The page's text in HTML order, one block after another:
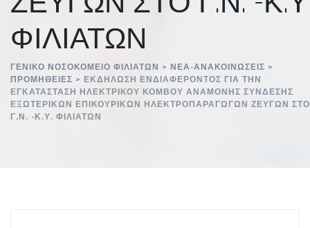
ΦΙΛΙΑΤΩΝ
ΓΕΝΙΚΌ ΝΟΣΟΚΟΜΕΊΟ ΦΙΛΙΑΤΏΝ > ΝΈΑ-ΑΝΑΚΟΙΝΏΣΕΙΣ >
ΠΡΟΜΉΘΕΙΕΣ > ΕΚΔΗΛΩΣΗ ΕΝΔΙΑΦΕΡΟΝΤΟΣ ΓΙΑ ΤΗΝ
ΕΓΚΑΤΑΣΤΑΣΗ ΗΛΕΚΤΡΙΚΟΥ ΚΟΜΒΟΥ ΑΝΑΜΟΝΗΣ ΣΥΝΔΕΣΗΣ
ΕΞΩΤΕΡΙΚΩΝ ΕΠΙΚΟΥΡΙΚΩΝ ΗΛΕΚΤΡΟΠΑΡΑΓΩΓΩΝ ΖΕΥΓΩΝ ΣΤΟ
Γ.Ν. -Κ.Υ. ΦΙΛΙΑΤΩΝ